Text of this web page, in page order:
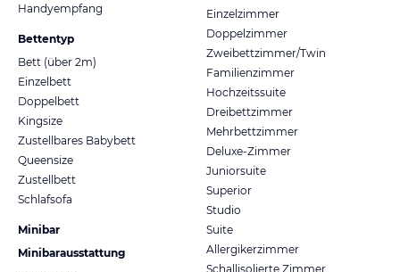
Handyempfang
Bettentyp
Bett (über 2m)
Einzelbett
Doppelbett
Kingsize
Zustellbares Babybett
Queensize
Zustellbett
Schlafsofa
Minibar
Minibarausstattung
Einzelzimmer
Doppelzimmer
Zweibettzimmer/Twin
Familienzimmer
Hochzeitssuite
Dreibettzimmer
Mehrbettzimmer
Deluxe-Zimmer
Juniorsuite
Superior
Studio
Suite
Allergikerzimmer
Schallisolierte Zimmer